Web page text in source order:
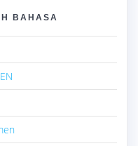
BAHASA